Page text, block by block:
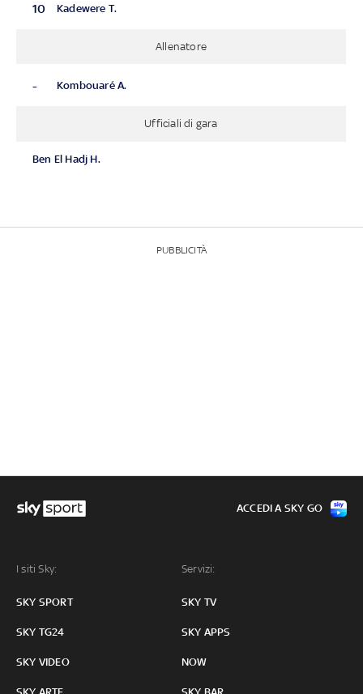
10 Kadewere T.
Allenatore
- Kombouaré A.
Ufficiali di gara
Ben El Hadj H.
PUBBLICITÀ
I siti Sky:
SKY SPORT
SKY TG24
SKY VIDEO
Servizi:
SKY TV
SKY APPS
NOW
ACCEDI A SKY GO